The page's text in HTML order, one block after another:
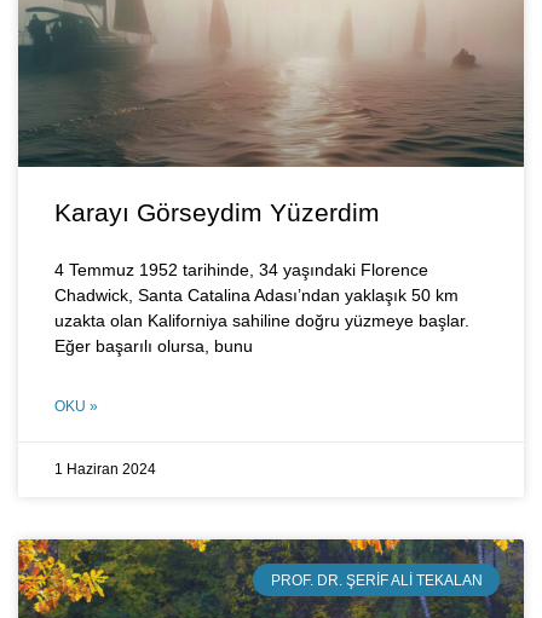
Karayı Görseydim Yüzerdim
4 Temmuz 1952 tarihinde, 34 yaşındaki Florence
Chadwick, Santa Catalina Adası’ndan yaklaşık 50 km
uzakta olan Kaliforniya sahiline doğru yüzmeye başlar.
Eğer başarılı olursa, bunu
OKU »
1 Haziran 2024
PROF. DR. ŞERIF ALI TEKALAN